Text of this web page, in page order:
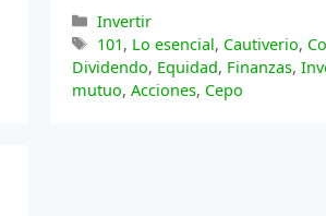
Categorías
Invertir
Etiquetas
101, Lo esencial, Cautiverio,
Dividendo, Equidad, Finanzas,
mutuo, Acciones, Cepo